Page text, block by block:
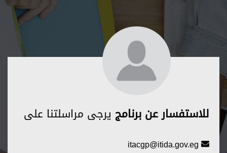
للاستفسار عن برنامج يرجى مراسلتنا على
itacgp@itida.gov.eg